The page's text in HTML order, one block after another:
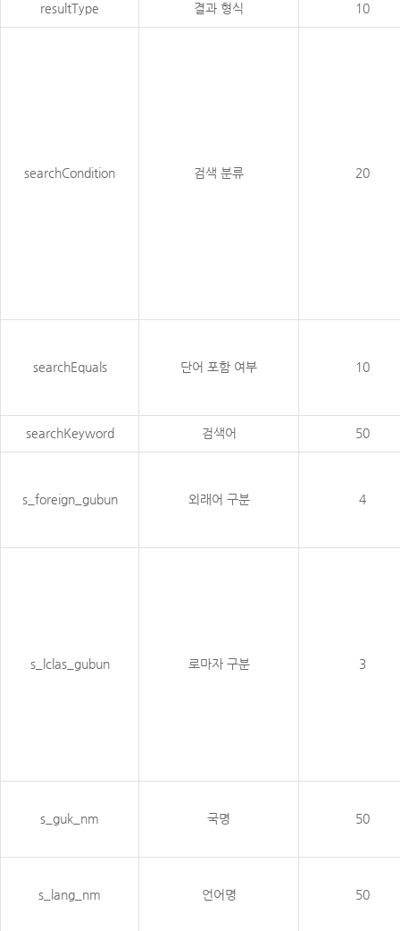
resultType 결과 형식 10
searchCondition 검색 분류 20
searchEquals 단어 포함 여부 10
searchKeyword 검색어 50
s_foreign_gubun 외래어 구분 4
s_lclas_gubun 로마자 구분 3
s_guk_nm 국명 50
s_lang_nm 언어명 50